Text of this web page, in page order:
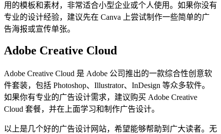
用的模板和素材，非常适合小型企业或个人使用。如果你没有
专业的设计经验，建议先在 Canva 上尝试制作一些简单的广
告海报或宣传单张。
Adobe Creative Cloud
Adobe Creative Cloud 是 Adobe 公司推出的一款综合性创意软
件套装，包括 Photoshop、Illustrator、InDesign 等众多软件。
如果你有专业的广告设计需求，建议购买 Adobe Creative
Cloud 套餐，并在上面学习和制作广告设计。
以上是几个好的广告设计网站，希望能够帮助到广大读者。无